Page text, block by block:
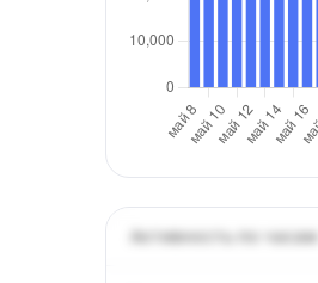
Активность по часам